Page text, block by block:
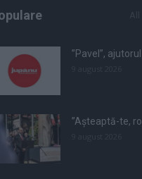
”Pavel”,
”Așteaptă-te,